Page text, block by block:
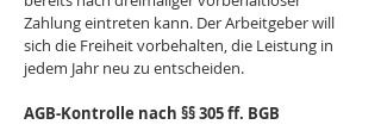
Zahlung eintreten kann. Der Arbeitgeber will
sich die Freiheit vorbehalten, die Leistung in
jedem Jahr neu zu entscheiden.
AGB-Kontrolle nach §§ 305 ff. BGB